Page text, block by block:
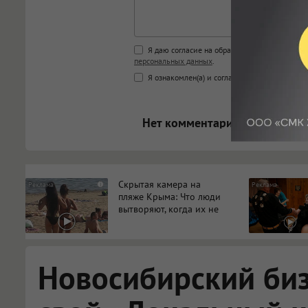
Поддержка HTML
<b>, <strong>, <u>, <i>, <em>,
<blockquote>, <code>
Я даю согласие на обработку моих
персональных данных.
Я ознакомлен(а) и согласен(а) с
Правилами
Нет комментариев.
i
Скрытая камера на
пляже Крыма: Что люди
вытворяют, когда их не
Новосибирский